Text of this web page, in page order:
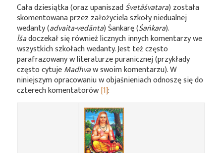
Cała dziesiątka (oraz upaniszadŚvetāśvatara) została
skomentowana przez założyciela szkoły niedualnej
wedanty (advaita-vedānta) Śankarę (Śaṅkara).
Īśadoczekał się również licznych innych komentarzy we
wszystkich szkołach wedanty. Jest też często
parafrazowany w literaturze puranicznej (przykłady
często cytujeMadhvaw swoim komentarzu). W
niniejszym opracowaniu w objaśnieniach odnoszę się do
czterech komentatorów[1]: